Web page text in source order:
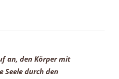
an, den Körper mit
Seele durch den